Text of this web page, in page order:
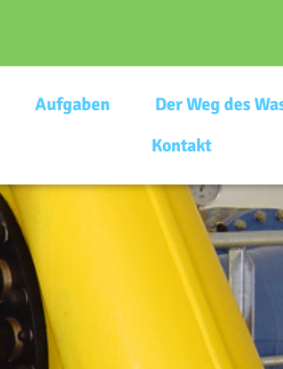
Aufgaben Der Weg des
Kontakt